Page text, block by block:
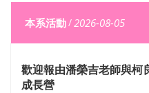
本系活動/2026-08-05
歡迎報由潘榮吉老師與柯
成長營